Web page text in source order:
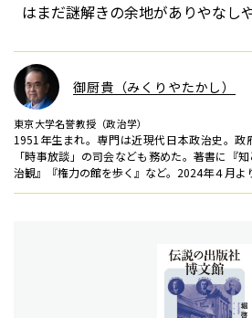
はまだ謎解きの余地がありやなしや
御厨貴（みくりやたかし）
東京大学名誉教授（政治学）
1951年生まれ。専門は近現代日本政治史。政
「時事放談」の司会なども務めた。著書に『
治観』『権力の館を歩く』など。2024年４月よ